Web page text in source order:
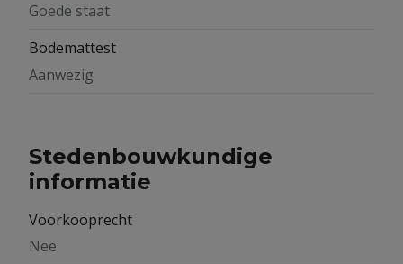
Goede staat
Bodemattest
Aanwezig
Stedenbouwkundige
informatie
Voorkooprecht
Nee